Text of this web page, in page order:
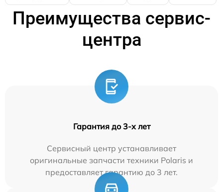
Преимущества сервис-
центра
Гарантия до 3-х лет
Сервисный центр устанавливает
оригинальные запчасти техники Polaris и
предоставляет гарантию до 3 лет.